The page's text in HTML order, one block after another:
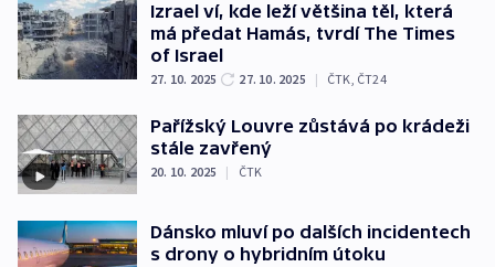
Izrael ví, kde leží většina těl, která
má předat Hamás, tvrdí The Times
of Israel
27. 10. 2025 27. 10. 2025 | ČTK, ČT24
Pařížský Louvre zůstává po krádeži
stále zavřený
20. 10. 2025 | ČTK
Dánsko mluví po dalších incidentech
s drony o hybridním útoku